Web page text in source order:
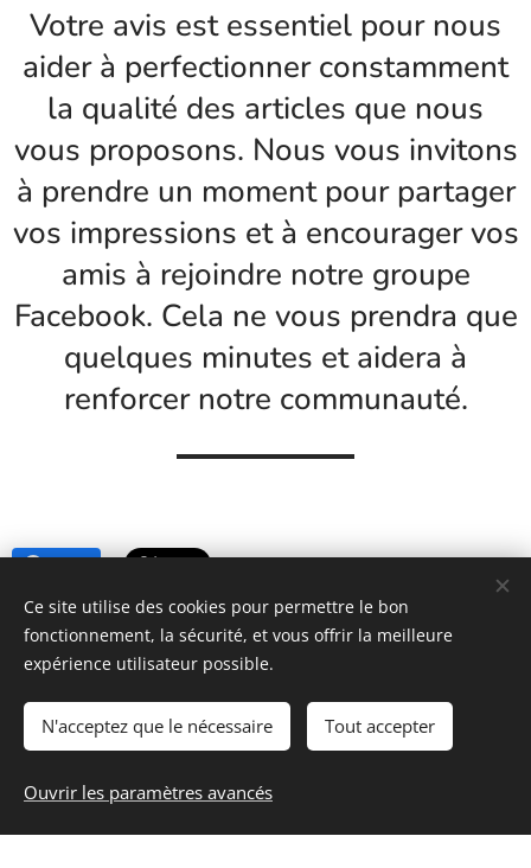
Votre avis est essentiel pour nous
aider à perfectionner constamment
la qualité des articles que nous
vous proposons. Nous vous invitons
à prendre un moment pour partager
vos impressions et à encourager vos
amis à rejoindre notre groupe
Facebook. Cela ne vous prendra que
quelques minutes et aidera à
renforcer notre communauté.
Share
https://www.lessecretsdecoco.fr
Les secrets de Coco
Optimisé parWebnode Cookies
Ce site utilise des cookies pour permettre le bon
fonctionnement, la sécurité, et vous offrir la meilleure
expérience utilisateur possible.
N'acceptez que le nécessaire Tout accepter
Ouvrir les paramètres avancés